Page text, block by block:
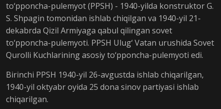
to‘pponcha-pulemyot (PPSH) - 1940-yilda konstruktor G.
S. Shpagin tomonidan ishlab chiqilgan va 1940-yil 21-
dekabrda Qizil Armiyaga qabul qilingan sovet
to‘pponcha-pulemyoti. PPSH Ulug‘ Vatan urushida Sovet
Qurolli Kuchlarining asosiy to‘pponcha-pulemyoti edi.
Birinchi PPSH 1940-yil 26-avgustda ishlab chiqarilgan,
1940-yil oktyabr oyida 25 dona sinov partiyasi ishlab
chiqarilgan.